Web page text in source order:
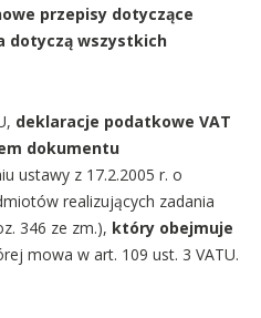
przepisy dotyczące
dotyczą wszystkich
deklaracje podatkowe VAT
dokumentu
ustawy z 17.2.2005 r. o
realizujących zadania
346 ze zm.), który obejmuje
mowa w art. 109 ust. 3 VATU.